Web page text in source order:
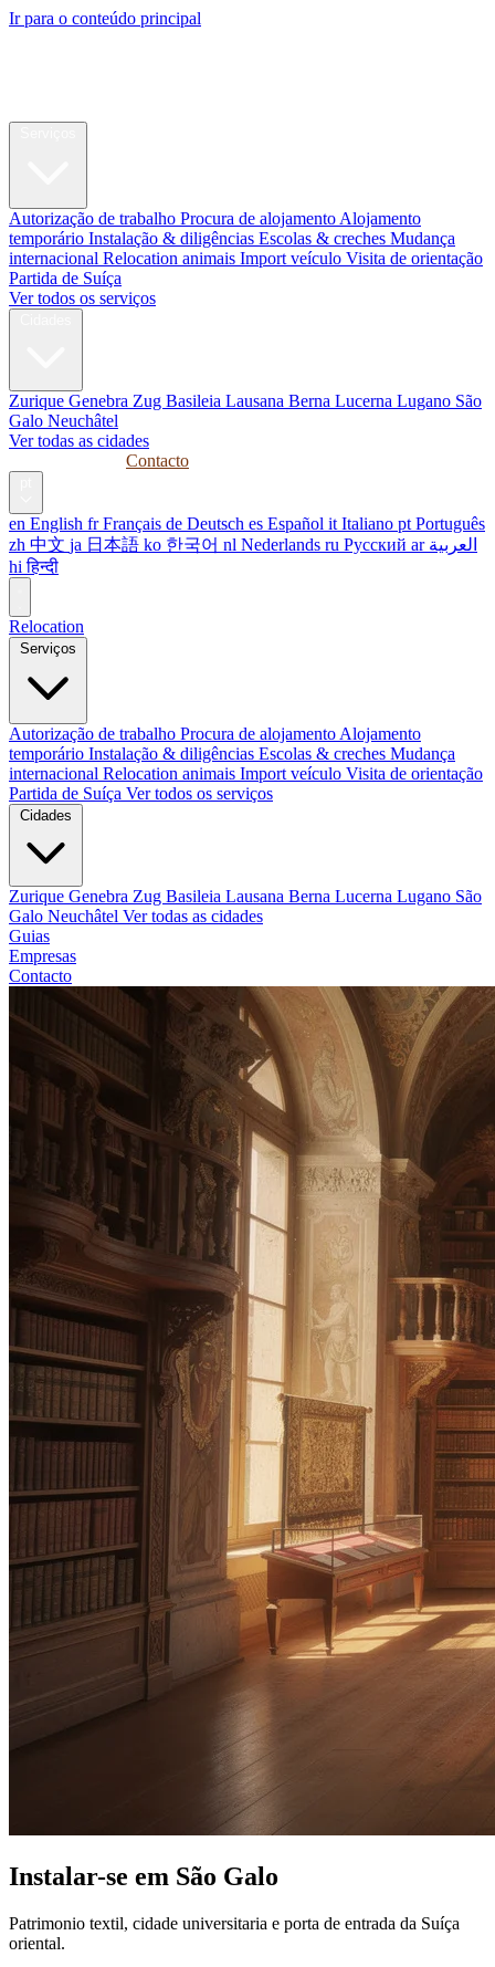
Ir para o conteúdo principal
Autorização de trabalho Procura de alojamento Alojamento
temporário Instalação & diligências Escolas & creches Mudança
internacional Relocation animais Import veículo Visita de orientação
Partida de Suíça
Ver todos os serviços
Zurique Genebra Zug Basileia Lausana Berna Lucerna Lugano São
Galo Neuchâtel
Ver todas as cidades
Contacto
en English fr Français de Deutsch es Español it Italiano pt Português
zh 中文 ja 日本語 ko 한국어 nl Nederlands ru Русский ar العربية
hi हिन्दी
Relocation
Serviços
Autorização de trabalho Procura de alojamento Alojamento
temporário Instalação & diligências Escolas & creches Mudança
internacional Relocation animais Import veículo Visita de orientação
Partida de Suíça Ver todos os serviços
Cidades
Zurique Genebra Zug Basileia Lausana Berna Lucerna Lugano São
Galo Neuchâtel Ver todas as cidades
Guias
Empresas
Contacto
Instalar-se em São Galo
Patrimonio textil, cidade universitaria e porta de entrada da Suíça
oriental.